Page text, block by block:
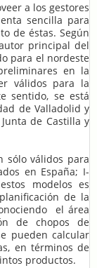
a los gestores
sencilla para
de éstas. Según
principal del
para el nordeste
en la
válidos para la
sentido, se está
de Valladolid y
de Castilla y
sólo válidos para
en España; I-
modelos es
de la
el área
de chopos de
pueden calcular
en términos de
productos.